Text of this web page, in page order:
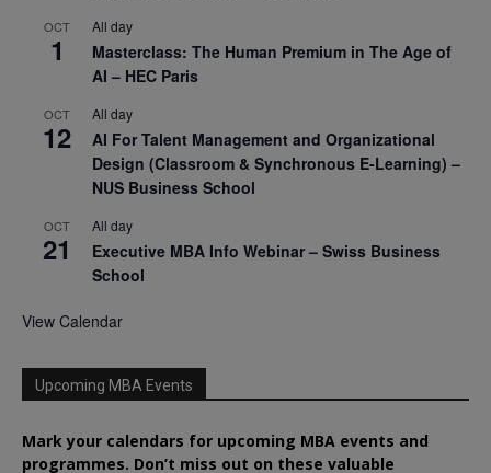
OCT
1
All day
Masterclass: The Human Premium in The Age of
AI – HEC Paris
OCT
12
All day
AI For Talent Management and Organizational
Design (Classroom & Synchronous E-Learning) –
NUS Business School
OCT
21
All day
Executive MBA Info Webinar – Swiss Business
School
View Calendar
Upcoming MBA Events
Mark your calendars for upcoming MBA events and
programmes. Don’t miss out on these valuable